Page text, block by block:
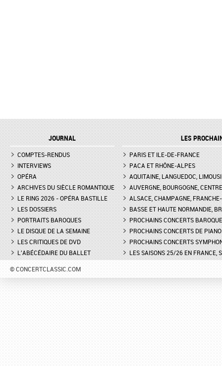
JOURNAL
COMPTES-RENDUS
INTERVIEWS
OPÉRA
ARCHIVES DU SIÈCLE ROMANTIQUE
LE RING 2026 - OPÉRA BASTILLE
LES DOSSIERS
PORTRAITS BAROQUES
LE DISQUE DE LA SEMAINE
LES CRITIQUES DE DVD
L'ABÉCÉDAIRE DU BALLET
LES
PARIS ET ILE-DE-FRANCE
PACA ET RHÔNE-ALPES
AQUITAINE, LANGUEDOC,
AUVERGNE, BOURGOGNE, CENTRE
ALSACE, CHAMPAGNE,
BASSE ET HAUTE NORMANDIE,
PROCHAINS CONCERTS
PROCHAINS CONCERTS DE PIANO
PROCHAINS CONCERTS
LES SAISONS 25/26 EN FRANCE,
© CONCERTCLASSIC.COM